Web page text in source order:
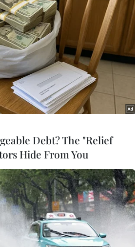
gia Mỹ James Clapper cho
năng phát động "sức mạnh tấn
kể" từ các đảo nhân tạo ở Trường
Quốc quân sự hóa Biển
Debt? The "Relief
Hide From You